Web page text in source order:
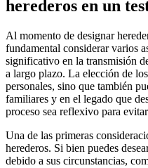
herederos en un
Al momento de designar
fundamental considerar varios
significativo en la transmisión
a largo plazo. La elección de
personales, sino que también
familiares y en el legado que
proceso sea reflexivo para
Una de las primeras
herederos. Si bien puedes
debido a sus circunstancias,